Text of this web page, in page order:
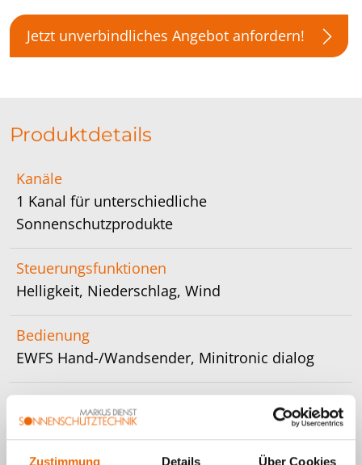
Zustimmung Details Über Cookies
Jetzt unverbindliches Angebot anfordern!
Produktdetails
Kanäle
1 Kanal für unterschiedliche
Sonnenschutzprodukte
Steuerungsfunktionen
Helligkeit, Niederschlag, Wind
Bedienung
EWFS Hand-/Wandsender, Minitronic dialog
handelsübliche Schalterdose